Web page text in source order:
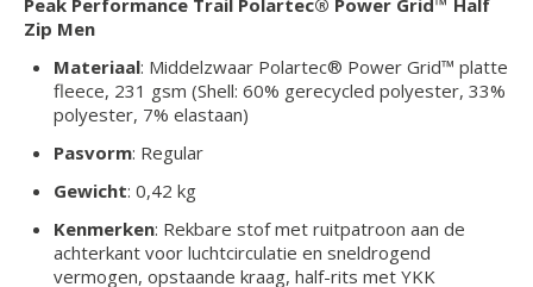
Peak Performance Trail Polartec® Power Grid™ Half
Zip Men
Materiaal: Middelzwaar Polartec® Power Grid™ platte
fleece, 231 gsm (Shell: 60% gerecycled polyester, 33%
polyester, 7% elastaan)
Pasvorm: Regular
Gewicht: 0,42 kg
Kenmerken: Rekbare stof met ruitpatroon aan de
achterkant voor luchtcirculatie en sneldrogend
vermogen, opstaande kraag, half-rits met YKK